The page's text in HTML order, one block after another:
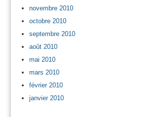
novembre 2010
octobre 2010
septembre 2010
août 2010
mai 2010
mars 2010
février 2010
janvier 2010